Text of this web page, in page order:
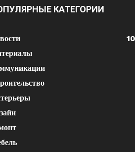
КАТЕГОРИИ